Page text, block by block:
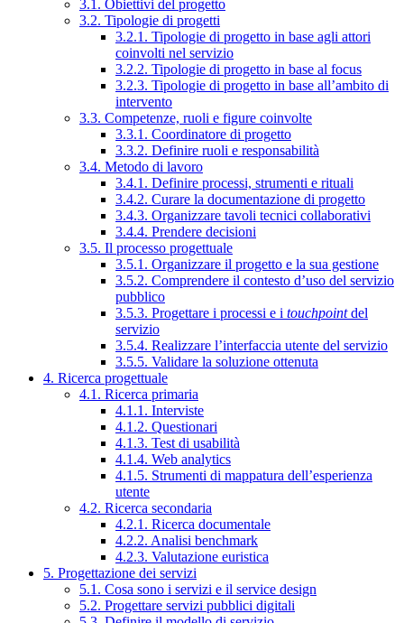
3.1. Obiettivi del progetto
3.2. Tipologie di progetti
3.2.1. Tipologie di progetto in base agli attori
coinvolti nel servizio
3.2.2. Tipologie di progetto in base al focus
3.2.3. Tipologie di progetto in base all’ambito di
intervento
3.3. Competenze, ruoli e figure coinvolte
3.3.1. Coordinatore di progetto
3.3.2. Definire ruoli e responsabilità
3.4. Metodo di lavoro
3.4.1. Definire processi, strumenti e rituali
3.4.2. Curare la documentazione di progetto
3.4.3. Organizzare tavoli tecnici collaborativi
3.4.4. Prendere decisioni
3.5. Il processo progettuale
3.5.1. Organizzare il progetto e la sua gestione
3.5.2. Comprendere il contesto d’uso del servizio
pubblico
3.5.3. Progettare i processi e i touchpointdel
servizio
3.5.4. Realizzare l’interfaccia utente del servizio
3.5.5. Validare la soluzione ottenuta
4. Ricerca progettuale
4.1. Ricerca primaria
4.1.1. Interviste
4.1.2. Questionari
4.1.3. Test di usabilità
4.1.4. Web analytics
4.1.5. Strumenti di mappatura dell’esperienza
utente
4.2. Ricerca secondaria
4.2.1. Ricerca documentale
4.2.2. Analisi benchmark
4.2.3. Valutazione euristica
5. Progettazione dei servizi
5.1. Cosa sono i servizi e il service design
5.2. Progettare servizi pubblici digitali